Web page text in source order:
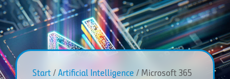
Start/Artificial Intelligence / Microsoft 365